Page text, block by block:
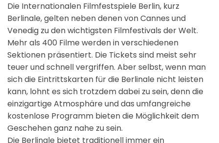
Die Internationalen Filmfestspiele Berlin, kurz
Berlinale, gelten neben denen von Cannes und
Venedig zu den wichtigsten Filmfestivals der Welt.
Mehr als 400 Filme werden in verschiedenen
Sektionen präsentiert. Die Tickets sind meist sehr
teuer und schnell vergriffen. Aber selbst, wenn man
sich die Eintrittskarten für die Berlinale nicht leisten
kann, lohnt es sich trotzdem dabei zu sein, denn die
einzigartige Atmosphäre und das umfangreiche
kostenlose Programm bieten die Möglichkeit dem
Geschehen ganz nahe zu sein.
Die Berlinale bietet traditionell immer ein